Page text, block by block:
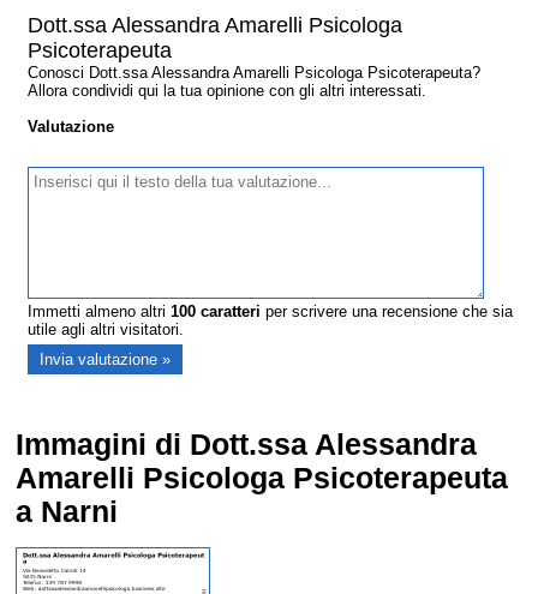
Dott.ssa Alessandra Amarelli Psicologa
Psicoterapeuta
Conosci Dott.ssa Alessandra Amarelli Psicologa Psicoterapeuta?
Allora condividi qui la tua opinione con gli altri interessati.
Valutazione
Immetti almeno altri100 caratteri per scrivere una recensione che sia
utile agli altri visitatori.
Immagini di Dott.ssa Alessandra
Amarelli Psicologa Psicoterapeuta
a Narni